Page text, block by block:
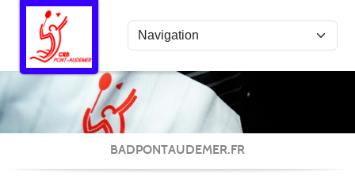
BADPONTAUDEMER.FR
Panneau de gestion des cookies